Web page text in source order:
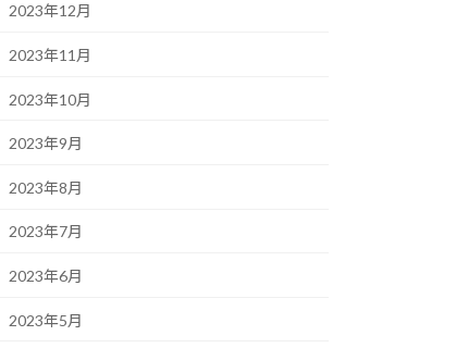
2023年12月
2023年11月
2023年10月
2023年9月
2023年8月
2023年7月
2023年6月
2023年5月